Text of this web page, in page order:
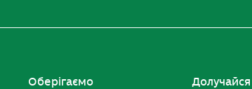
Оберігаємо Долучайся